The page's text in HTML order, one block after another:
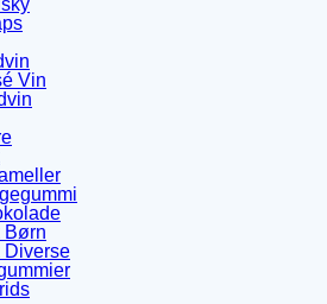
Vin
Børn
Diverse